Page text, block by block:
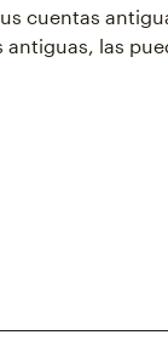
cuentas
las